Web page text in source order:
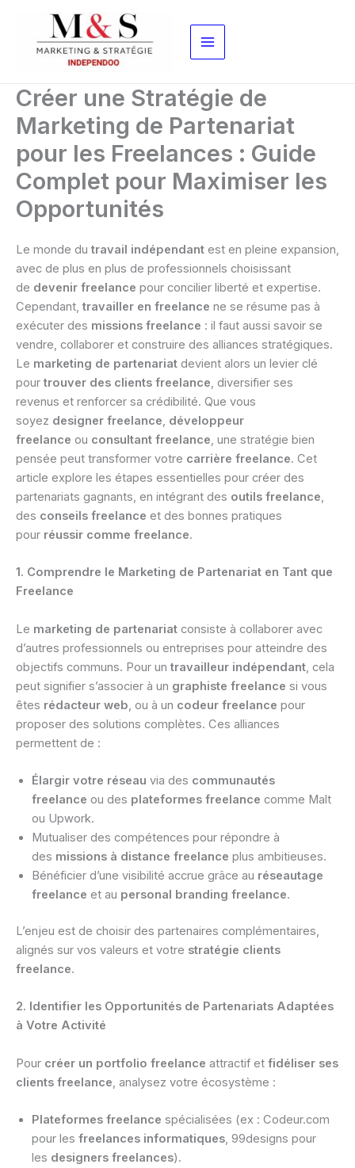
contenu
Créer une Stratégie de
Marketing de Partenariat
pour les Freelances : Guide
Complet pour Maximiser les
Opportunités
Le monde du travail indépendant est en pleine expansion,
avec de plus en plus de professionnels choisissant
de devenir freelance pour concilier liberté et expertise.
Cependant, travailler en freelance ne se résume pas à
exécuter des missions freelance : il faut aussi savoir se
vendre, collaborer et construire des alliances stratégiques.
Le marketing de partenariat devient alors un levier clé
pour trouver des clients freelance, diversifier ses
revenus et renforcer sa crédibilité. Que vous
soyez designer freelance, développeur
freelance ou consultant freelance, une stratégie bien
pensée peut transformer votre carrière freelance. Cet
article explore les étapes essentielles pour créer des
partenariats gagnants, en intégrant des outils freelance,
des conseils freelance et des bonnes pratiques
pour réussir comme freelance.
1. Comprendre le Marketing de Partenariat en Tant que
Freelance
Le marketing de partenariat consiste à collaborer avec
d’autres professionnels ou entreprises pour atteindre des
objectifs communs. Pour un travailleur indépendant, cela
peut signifier s’associer à un graphiste freelance si vous
êtes rédacteur web, ou à un codeur freelance pour
proposer des solutions complètes. Ces alliances
permettent de :
Élargir votre réseau via des communautés
freelance ou des plateformes freelance comme Malt
ou Upwork.
Mutualiser des compétences pour répondre à
des missions à distance freelance plus ambitieuses.
Bénéficier d’une visibilité accrue grâce au réseautage
freelance et au personal branding freelance.
L’enjeu est de choisir des partenaires complémentaires,
alignés sur vos valeurs et votre stratégie clients
freelance.
2. Identifier les Opportunités de Partenariats Adaptées
à Votre Activité
Pour créer un portfolio freelance attractif et fidéliser ses
clients freelance, analysez votre écosystème :
Plateformes freelance spécialisées (ex : Codeur.com
pour les freelances informatiques, 99designs pour
les designers freelances).